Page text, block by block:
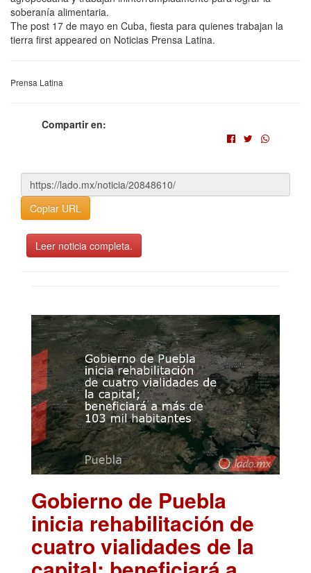
soberanía alimentaria.
The post 17 de mayo en Cuba, fiesta para quienes trabajan la
tierra first appeared on Noticias Prensa Latina.
Prensa Latina
Compartir en:
Copiar URL
Leer noticia completa.
Gobierno de Puebla
inicia rehabilitación de
cuatro vialidades de la